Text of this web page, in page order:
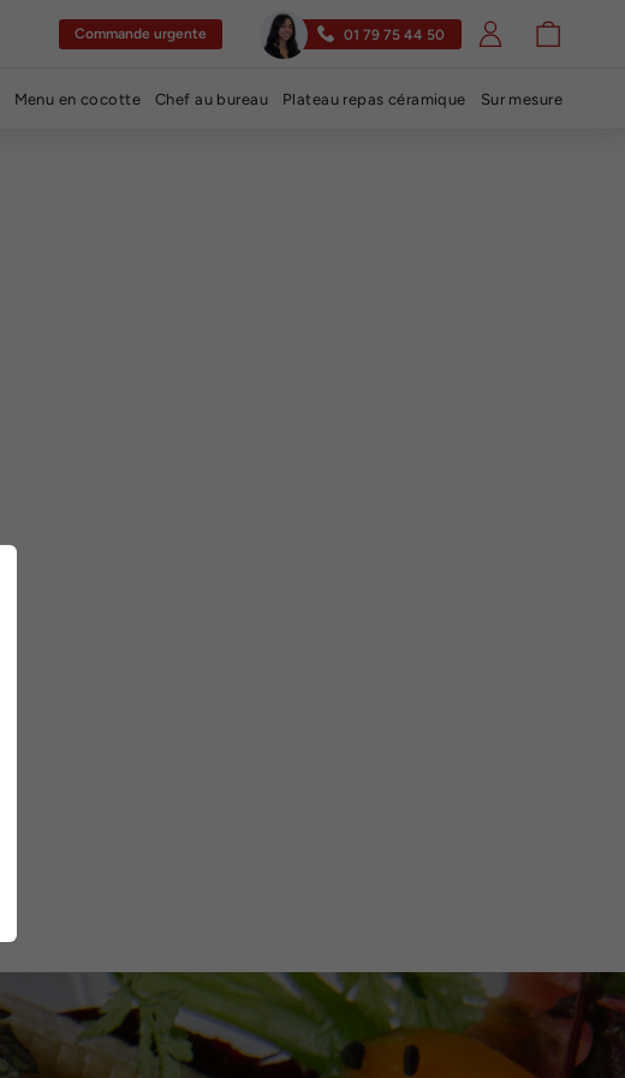
Commande urgente 01 79 75 44 50 Se connecter
Menu en cocotte Chef au bureau Plateau repas céramique Sur mesure